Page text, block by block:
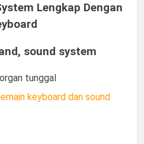
Lengkap Dengan
sound system
tunggal
keyboard dan sound